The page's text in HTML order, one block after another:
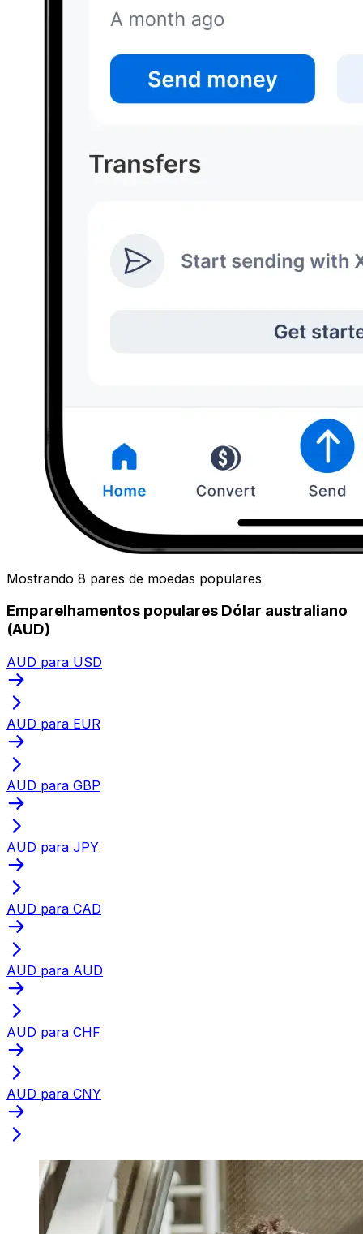
Mostrando 8 pares de moedas populares
Emparelhamentos populares Dólar australiano
(AUD)
AUD para USD
AUD para EUR
AUD para GBP
AUD para JPY
AUD para CAD
AUD para AUD
AUD para CHF
AUD para CNY